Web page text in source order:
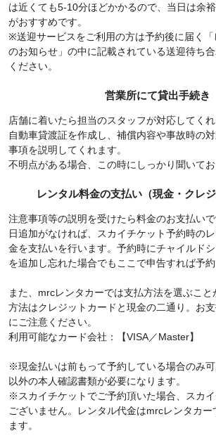
は近くても5-10分ほどかかるので、当日は余
がおすすめです。
※送迎サービスをご利用の方は予約後に届く「
のお知らせ」の中に記載されている送迎待ち
ください。
営業所にて貸出手続き
店舗に着いたら担当のスタッフが対応してくれ
自動車貸渡証を作成し、補償内容や事故時の
事項を説明してくれます。
不明点がある場合、この時にしっかり聞いてお
レンタル料金の支払い（現金・クレジ
注意事項等の説明を受けたら料金のお支払い
日追加がなければ、スカイチケット予約時の
金を支払いを行います。予約時にチャイルド
を追加し忘れた場合でもここで申告すれば予約
また、mrcレンタカーでは支払方法を選ぶこと
方法はクレジットカードと現金の二通り。お
にご注意ください。
利用可能なカード会社：【VISA／Master】
※現金払いは前もって予約している場合のみ
以外の本人確認書類が必要になります。
※スカイチケットでご予約頂いた場合、スカ
ございません。レンタル代金はmrcレンタカー
ます。